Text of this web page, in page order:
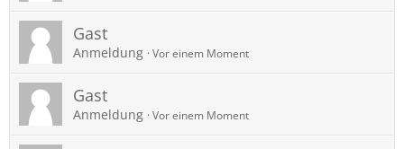
Gast
Anmeldung Vor einem Moment
Gast
Anmeldung Vor einem Moment